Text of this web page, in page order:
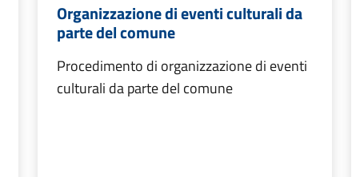
Organizzazione di eventi culturali da
parte del comune
Procedimento di organizzazione di eventi
culturali da parte del comune